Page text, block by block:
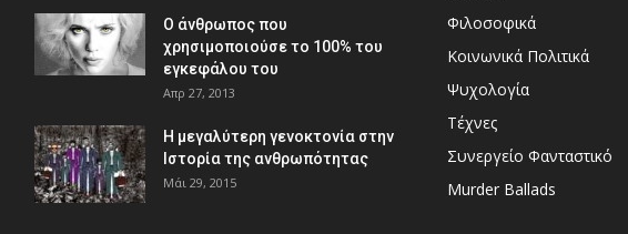
Ο άνθρωπος που
χρησιμοποιούσε το 100% του
εγκεφάλου του
Απρ 27, 2013
Η μεγαλύτερη γενοκτονία στην
Ιστορία της ανθρωπότητας
Μάι 29, 2015
Φιλοσοφικά
Κοινωνικά Πολιτικά
Ψυχολογία
Τέχνες
Συνεργείο Φανταστικό
Murder Ballads